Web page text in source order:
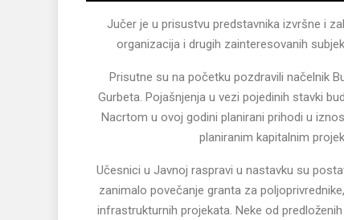
Jučer je u prisustvu predstavnika izvršne i
organizacija i drugih zainteresovanih
Prisutne su na početku pozdravili načelnik
Gurbeta. Pojašnjenja u vezi pojedinih stavki
Nacrtom u ovoj godini planirani prihodi u
planiranim kapitalnim
Učesnici u Javnoj raspravi u nastavku su
zanimalo povečanje granta za
infrastrukturnih projekata. Neke od